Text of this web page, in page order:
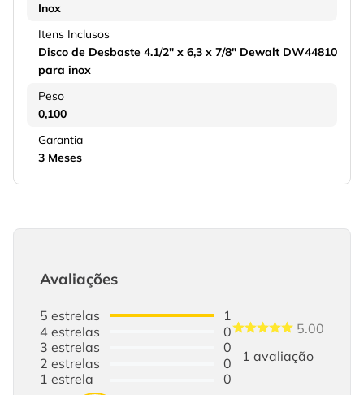
Inox
Itens Inclusos
Disco de Desbaste 4.1/2" x 6,3 x 7/8" Dewalt DW44810
para inox
Peso
0,100
Garantia
3 Meses
Avaliações
5estrelas
4estrelas
3estrelas
2estrelas
1estrela
1
0
0
0
0
5.00
1avaliação